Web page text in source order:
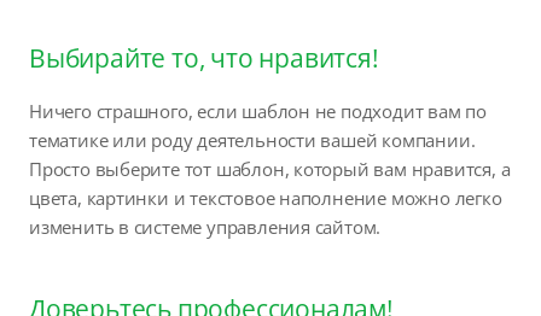
Выбирайте то, что нравится!
Ничего страшного, если шаблон не подходит вам по
тематике или роду деятельности вашей компании.
Просто выберите тот шаблон, который вам нравится, а
цвета, картинки и текстовое наполнение можно легко
изменить в системе управления сайтом.
Доверьтесь профессионалам!